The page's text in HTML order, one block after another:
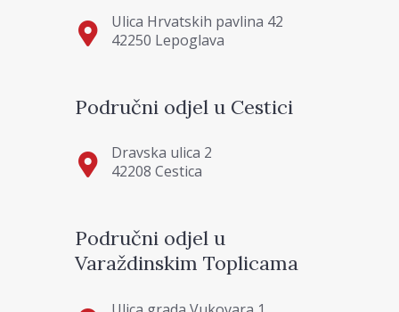
Ulica Hrvatskih pavlina 42
42250 Lepoglava
Područni odjel u Cestici
Dravska ulica 2
42208 Cestica
Područni odjel u
Varaždinskim Toplicama